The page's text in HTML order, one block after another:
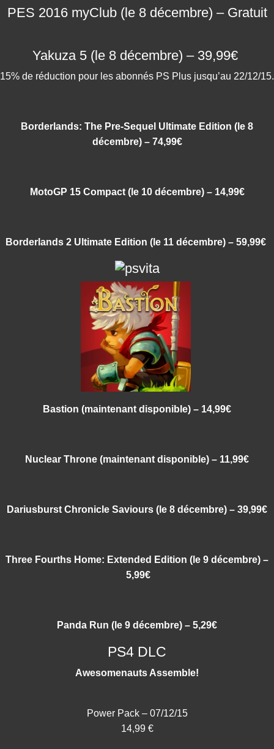
PES 2016 myClub(le 8 décembre) – Gratuit
Yakuza 5 (le 8 décembre) – 39,99€
15% de réduction pour les abonnés PS Plus jusqu’au 22/12/15.
Borderlands: The Pre-Sequel Ultimate Edition (le 8
décembre) – 74,99€
MotoGP 15 Compact (le 10 décembre) – 14,99€
Borderlands 2 Ultimate Edition (le 11 décembre) – 59,99€
Bastion (maintenant disponible) – 14,99€
Nuclear Throne (maintenant disponible) – 11,99€
Dariusburst Chronicle Saviours (le 8 décembre) – 39,99€
Three Fourths Home: Extended Edition (le 9 décembre) –
5,99€
Panda Run (le 9 décembre) – 5,29€
PS4 DLC
Awesomenauts Assemble!
Power Pack – 07/12/15
14,99 €